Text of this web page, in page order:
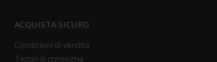
ACQUISTA SICURO
Condizioni di vendita
Tempi di consegna